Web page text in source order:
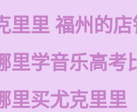
里里 福州的
里学音乐高考
里买尤克里里